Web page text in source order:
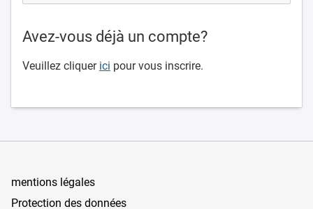
Avez-vous déjà un compte?
Veuillez cliquer ici pour vous inscrire.
mentions légales
Protection des données